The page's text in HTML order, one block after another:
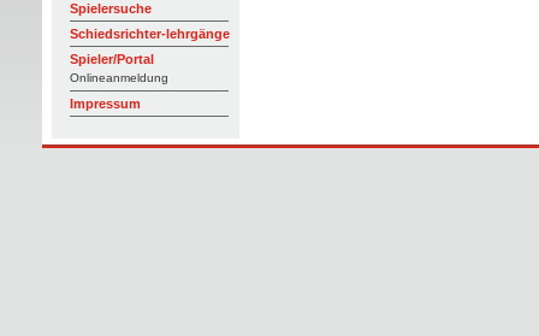
Spielersuche
Schiedsrichter-lehrgänge
Spieler/Portal
Onlineanmeldung
Impressum